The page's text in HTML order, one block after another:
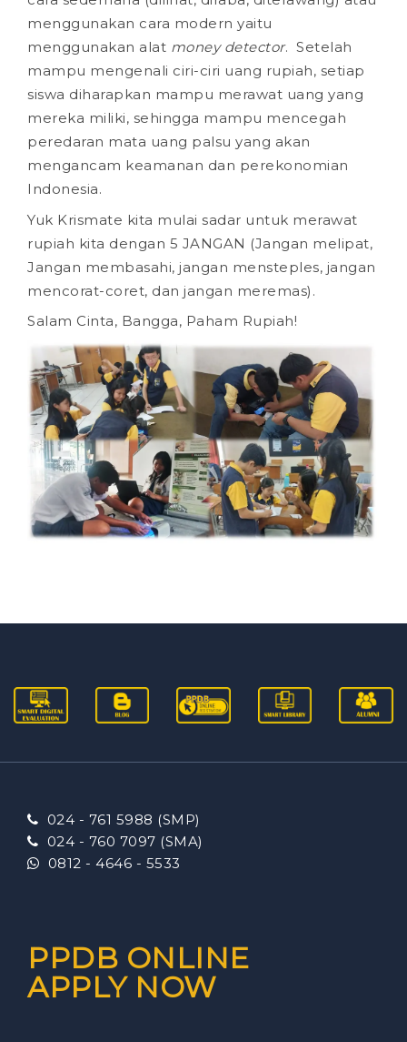
menggunakan cara modern yaitu
menggunakan alat money detector. Setelah
mampu mengenali ciri-ciri uang rupiah, setiap
siswa diharapkan mampu merawat uang yang
mereka miliki, sehingga mampu mencegah
peredaran mata uang palsu yang akan
mengancam keamanan dan perekonomian
Indonesia.
Yuk Krismate kita mulai sadar untuk merawat
rupiah kita dengan 5 JANGAN (Jangan melipat,
Jangan membasahi, jangan mensteples, jangan
mencorat-coret, dan jangan meremas).
Salam Cinta, Bangga, Paham Rupiah!
024 - 761 5988 (SMP)
024 - 760 7097 (SMA)
0812 - 4646 - 5533
PPDB ONLINE
APPLY NOW